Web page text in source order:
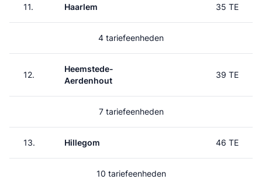
11. Haarlem 35 TE
4 tariefeenheden
12.
Heemstede-
Aerdenhout
39 TE
7 tariefeenheden
13. Hillegom 46 TE
10 tariefeenheden